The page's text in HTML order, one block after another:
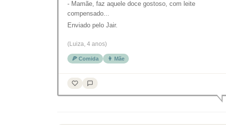
- Mamãe, faz aquele doce gostoso, com leite
compensado...
Enviado pelo Jair.
(Luiza, 4 anos)
🍕 Comida 👩 Mãe